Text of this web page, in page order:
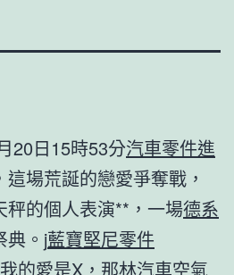
20日15時53分汽車零件進
這場荒誕的戀愛爭奪戰，
秤的個人表演**，一場德系
典。j藍寶堅尼零件
的愛是X，那林汽車空氣